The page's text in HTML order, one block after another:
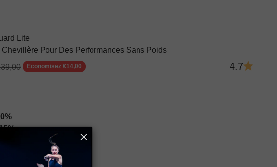
Lite-
Chevillère Pour Des Performances Sans Poids
normalEconomisez €14,00 4.7